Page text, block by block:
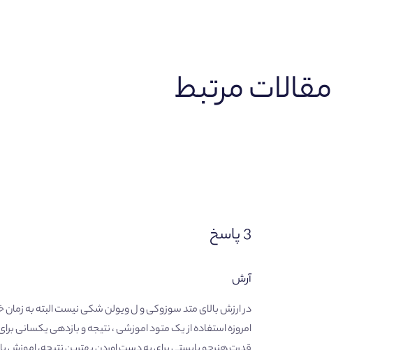
مقالات مرتبط
3 پاسخ
آرش
در ارزش بالای متد سوزوکی و ل ویولن شکی نیست البته به زمان خود. ل ویولن ۱۶۰ سال پیش تالیف شد و
امروزه استفاده از یک متود اموزشی ، نتیجه و بازدهی